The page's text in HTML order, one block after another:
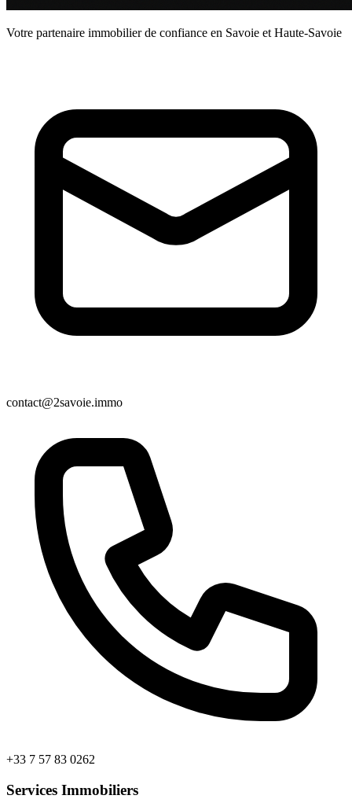
Votre partenaire immobilier de confiance en Savoie et Haute-Savoie
contact@2savoie.immo
+33 7 57 83 0262
Services Immobiliers